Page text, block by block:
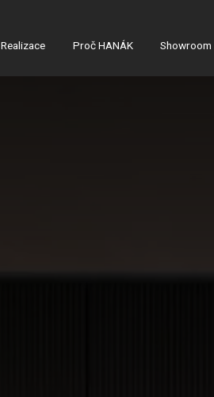
Realizace Proč HANÁK Showroom